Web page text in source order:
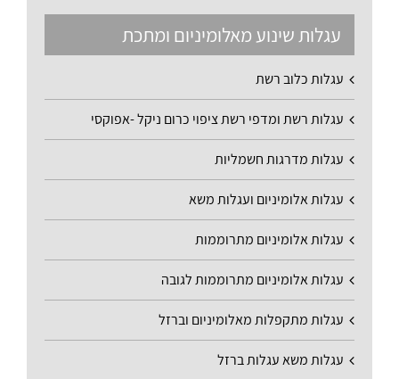
עגלות שינוע מאלומיניום ומתכת
עגלות כלוב רשת
עגלות רשת ומדפי רשת ציפוי כרום ניקל -אפוקסי
עגלות מדרגות חשמליות
עגלות אלומיניום ועגלות משא
עגלות אלומיניום מתרוממות
עגלות אלומיניום מתרוממות לגובה
עגלות מתקפלות מאלומיניום וברזל
עגלות משא עגלות ברזל